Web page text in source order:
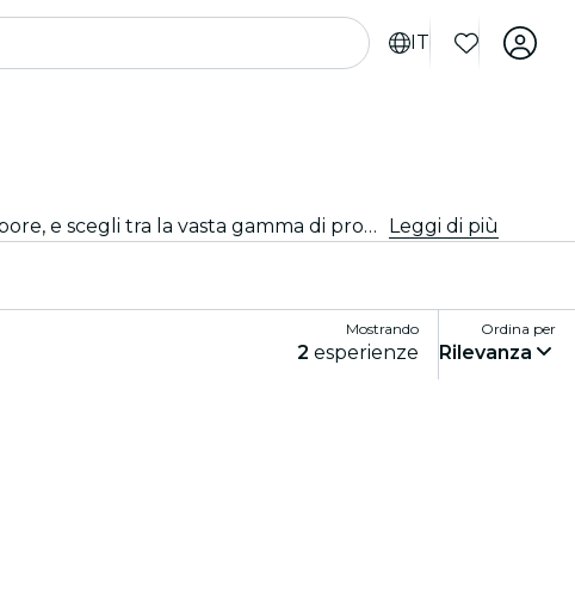
IT
Cerchi un tipo di evento diverso dal solito? Scopri i migliori spettacoli di stand-up comedy e open mic a Singapore, e scegli tra la vasta gamma di programmi che Fever ha a disposizione per te in diverse location. Leggi di più
Mostrando
2 esperienze
Ordina per
Rilevanza